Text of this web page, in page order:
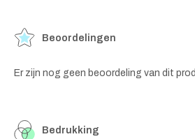
Beoordelingen
Er zijn nog geen beoordeling van dit
Bedrukking